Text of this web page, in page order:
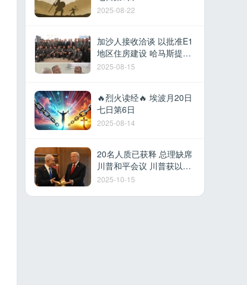
2025-08-22
加沙人接收洽谈 以批准E1
地区住房建设 哈马斯提议
撤军换取停火 以军在黎建
2025-08-15
🔥烈火读经🔥 埃波月20日
七日第6日
2025-08-14
20名人质已获释 总理缺席
川普和平会议 川普获以色
列最高荣誉 多国参加沙姆
2025-10-15